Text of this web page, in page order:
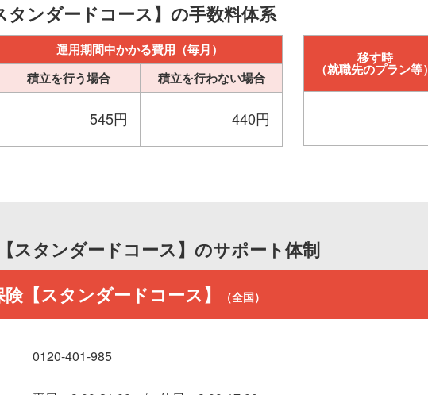
タンダードコース】の手数料体系
運用期間中かかる費用（毎月）
積立を行う場合
積立を行わない場合
545円 440円
移す時
（就職先のプラン等）
スタンダードコース】のサポート体制
【スタンダードコース】
（全国）
0120-401-985